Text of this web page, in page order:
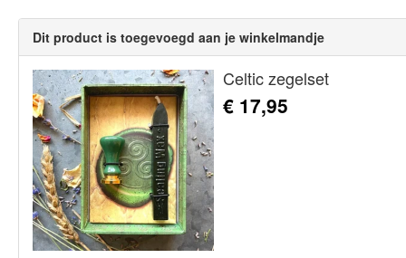
Dit product is toegevoegd aan je winkelmandje
Celtic zegelset
€ 17,95